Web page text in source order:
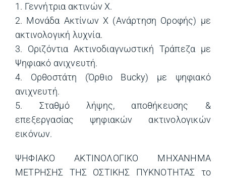
1. Γεννήτρια ακτινών Χ.
2. Μονάδα Ακτίνων Χ (Ανάρτηση Οροφής) με
ακτινολογική λυχνία.
3. Οριζόντια Ακτινοδιαγνωστική Τράπεζα με
Ψηφιακό ανιχνευτή.
4. Ορθοστάτη (Όρθιο Bucky) με ψηφιακό
ανιχνευτή.
5. Σταθμό λήψης, αποθήκευσης &
επεξεργασίας ψηφιακών ακτινολογικών
εικόνων.
ΨΗΦΙΑΚΟ ΑΚΤΙΝΟΛΟΓΙΚΟ ΜΗΧΑΝΗΜΑ
ΜΕΤΡΗΣΗΣ ΤΗΣ ΟΣΤΙΚΗΣ ΠΥΚΝΟΤΗΤΑΣ το